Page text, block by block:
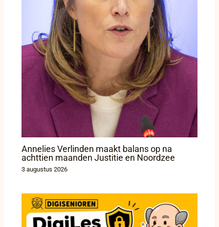
Annelies Verlinden maakt balans op na
achttien maanden Justitie en Noordzee
3 augustus 2026